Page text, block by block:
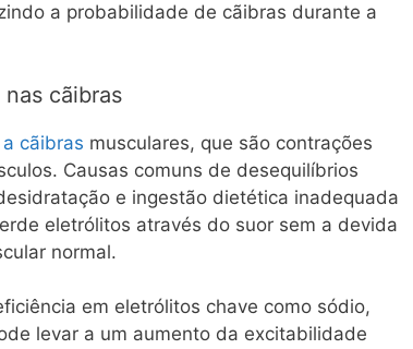
a probabilidade de cãibras durante a
cãibras
a cãibras musculares, que são contrações
Causas comuns de desequilíbrios
e ingestão dietética inadequada
eletrólitos através do suor sem a devida
normal.
em eletrólitos chave como sódio,
levar a um aumento da excitabilidade